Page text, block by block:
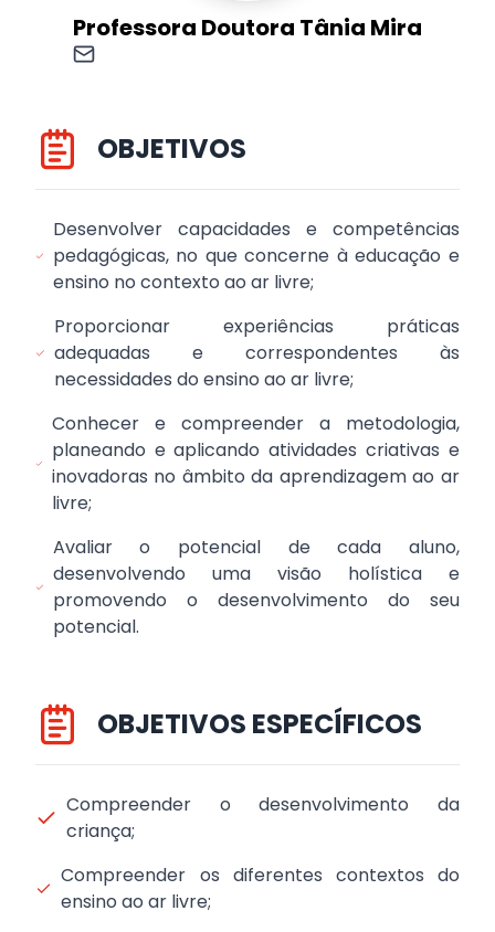
Professora Doutora Tânia Mira
OBJETIVOS
Desenvolver capacidades e competências
pedagógicas, no que concerne à educação e
ensino no contexto ao ar livre;
Proporcionar experiências práticas
adequadas e correspondentes às
necessidades do ensino ao ar livre;
Conhecer e compreender a metodologia,
planeando e aplicando atividades criativas e
inovadoras no âmbito da aprendizagem ao ar
livre;
Avaliar o potencial de cada aluno,
desenvolvendo uma visão holística e
promovendo o desenvolvimento do seu
potencial.
OBJETIVOS ESPECÍFICOS
Compreender o desenvolvimento da
criança;
Compreender os diferentes contextos do
ensino ao ar livre;